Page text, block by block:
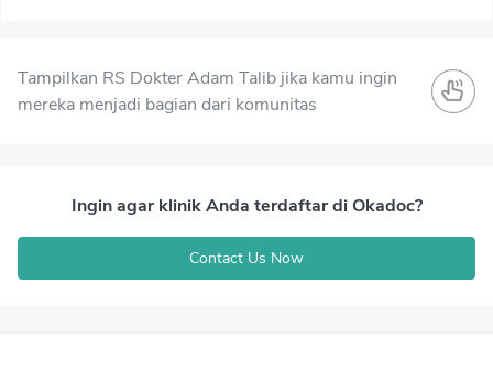
Tampilkan RS Dokter Adam Talib jika kamu ingin
mereka menjadi bagian dari komunitas
Ingin agar klinik Anda terdaftar di Okadoc?
Contact Us Now